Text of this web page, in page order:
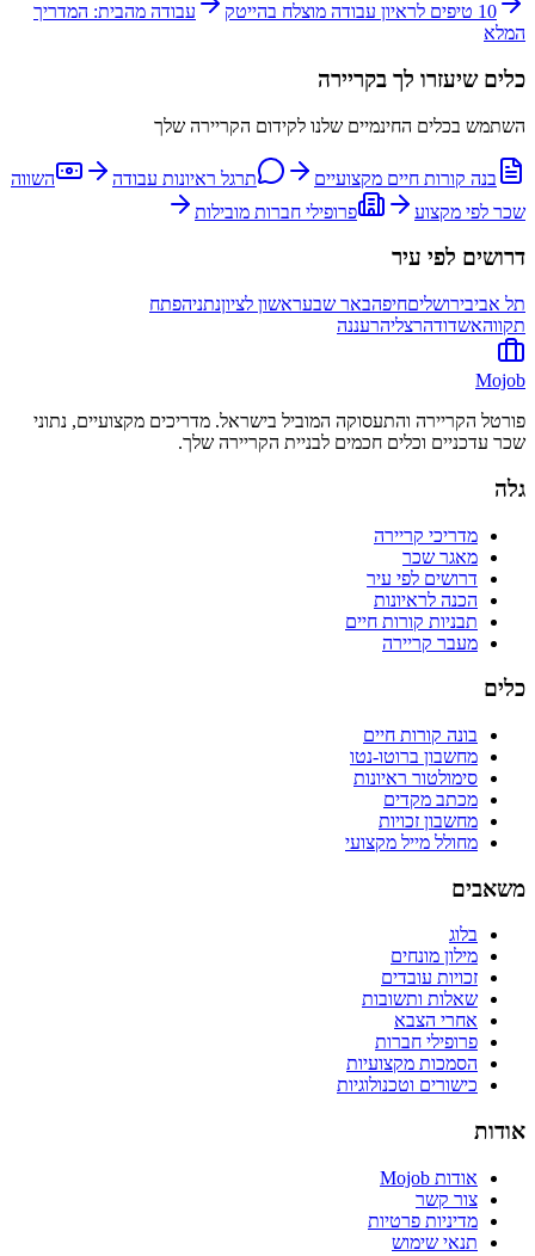
10 טיפים לראיון עבודה מוצלח בהייטק
עבודה מהבית: המדריך
המלא
כלים שיעזרו לך בקריירה
השתמש בכלים החינמיים שלנו לקידום הקריירה שלך
בנה קורות חיים מקצועיים תרגל ראיונות עבודה
השווה
שכר לפי מקצוע
פרופילי חברות מובילות
דרושים לפי עיר
תל אביבירושליםחיפהבאר שבעראשון לציוןנתניהפתח
תקווהאשדודהרצליהרעננה
Mojob
פורטל הקריירה והתעסוקה המוביל בישראל. מדריכים מקצועיים, נתוני
שכר עדכניים וכלים חכמים לבניית הקריירה שלך.
גלה
מדריכי קריירה
מאגר שכר
דרושים לפי עיר
הכנה לראיונות
תבניות קורות חיים
מעבר קריירה
כלים
בונה קורות חיים
מחשבון ברוטו-נטו
סימולטור ראיונות
מכתב מקדים
מחשבון זכויות
מחולל מייל מקצועי
משאבים
בלוג
מילון מונחים
זכויות עובדים
שאלות ותשובות
אחרי הצבא
פרופילי חברות
הסמכות מקצועיות
כישורים וטכנולוגיות
אודות
אודות Mojob
צור קשר
מדיניות פרטיות
תנאי שימוש